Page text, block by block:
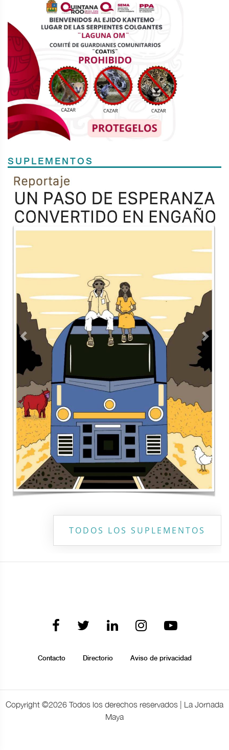
SUPLEMENTOS
Previous
TODOS LOS SUPLEMENTOS
Contacto Directorio Aviso de privacidad
Copyright ©2026 Todos los derechos reservados | La Jornada
Maya